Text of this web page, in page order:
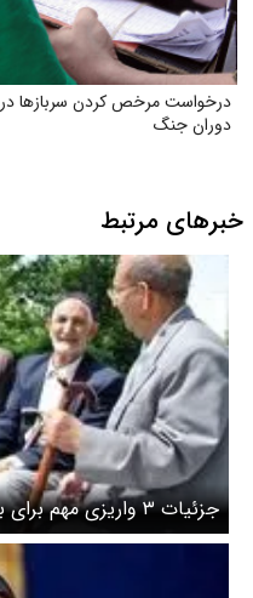
درخواست مرخص کردن سربازها در
دوران جنگ
خبرهای مرتبط
شد